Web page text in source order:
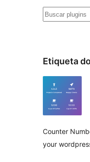
Buscar
Etiqueta
Counter
your